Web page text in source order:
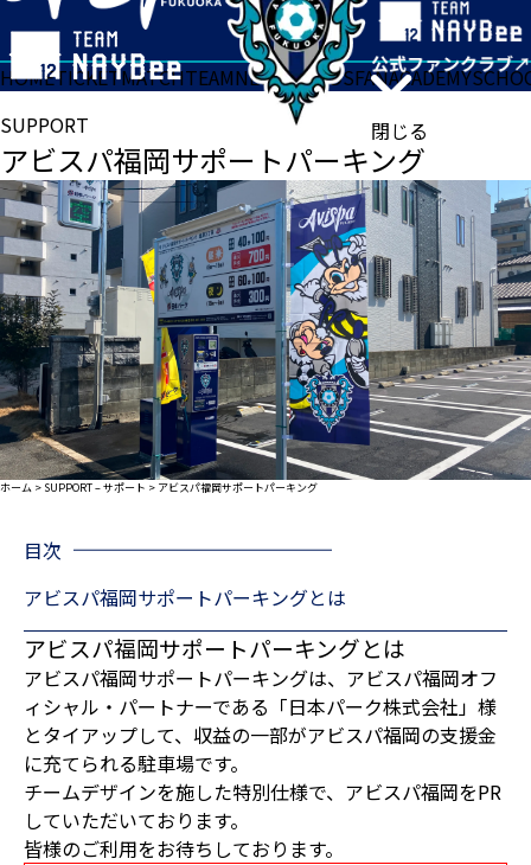
閉じる
HOMETICKETMATCHTEAMNEWSGOODSFANACADEMY
SUPPORT
アビスパ福岡サポートパーキング
ホーム > SUPPORT – サポート > アビスパ福岡サポートパーキング
目次
アビスパ福岡サポートパーキングとは
アビスパ福岡サポートパーキングとは
アビスパ福岡サポートパーキングは、アビスパ福岡オフ
ィシャル・パートナーである「日本パーク株式会社」様
とタイアップして、収益の一部がアビスパ福岡の支援金
に充てられる駐車場です。
チームデザインを施した特別仕様で、アビスパ福岡をPR
していただいております。
皆様のご利用をお待ちしております。